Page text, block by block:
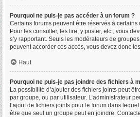
Pourquoi ne puis-je pas accéder à un forum ?
Certains forums peuvent être réservés à
Pour les consulter, les lire, y poster, etc., vous
s’y rapportant. Seuls les modérateurs de
peuvent accorder ces accès, vous devez donc
Haut
Pourquoi ne puis-je pas joindre des fichiers à
La possibilité d’ajouter des fichiers joints peut
par groupe, ou par utilisateur. L’administrateur
l’ajout de fichiers joints pour le forum dans
être que seul un groupe peut en joindre.